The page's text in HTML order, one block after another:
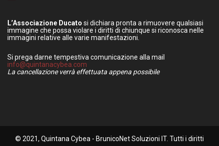
L’Associazione Ducato si dichiara pronta a rimuovere qualsiasi
immagine che possa violare i diritti di chiunque si riconosca nelle
immagini relative alle varie manifestazioni.
Si prega darne tempestiva comunicazione alla mail
info@quintanacybea.com
La cancellazione verrà effettuata appena possibile
© 2021, Quintana Cybea - BrunicoNet Soluzioni IT. Tutti i diritti